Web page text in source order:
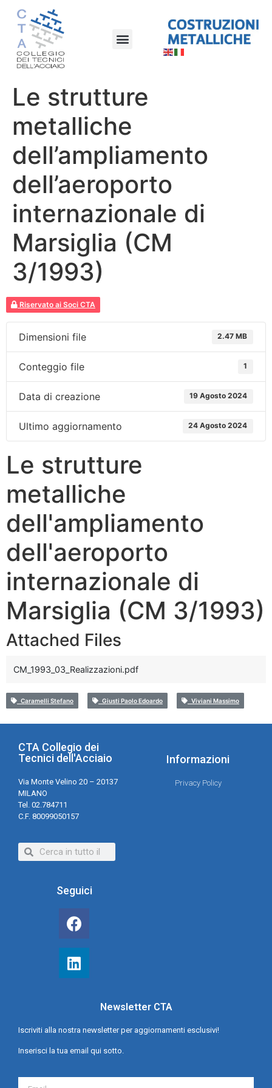
Le strutture
metalliche
dell’ampliamento
dell’aeroporto
internazionale di
Marsiglia (CM
3/1993)
Riservato ai Soci CTA
Dimensioni file 2.47 MB
Conteggio file 1
Data di creazione 19 Agosto 2024
Ultimo aggiornamento 24 Agosto 2024
Le strutture
metalliche
dell'ampliamento
dell'aeroporto
internazionale di
Marsiglia (CM 3/1993)
Attached Files
CM_1993_03_Realizzazioni.pdf
Caramelli Stefano Giusti Paolo Edoardo Viviani Massimo
CTA Collegio dei
Tecnici dell'Acciaio
Via Monte Velino 20 – 20137
MILANO
Tel. 02.784711
C.F. 80099050157
Informazioni
Privacy Policy
Seguici
Newsletter CTA
Iscriviti alla nostra newsletter per aggiornamenti esclusivi!
Inserisci la tua email qui sotto.